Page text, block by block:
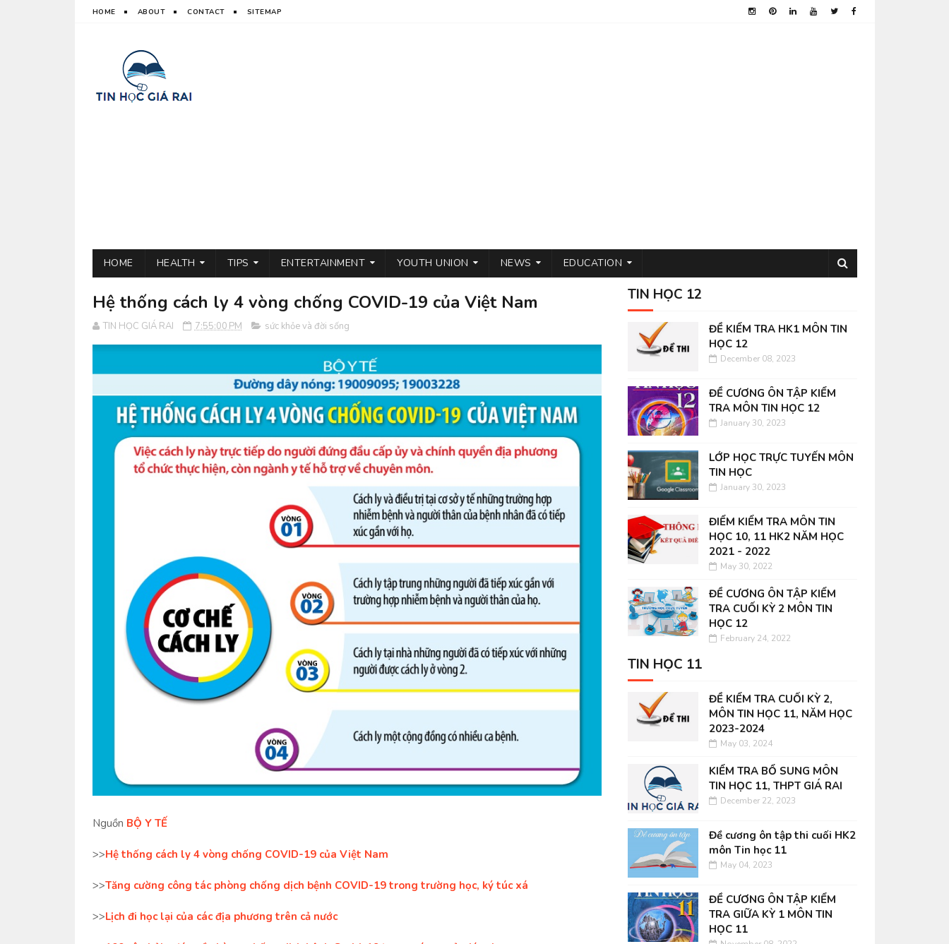
HOME ABOUT CONTACT SITEMAP
HOME HEALTH TIPS ENTERTAINMENT YOUTH UNION NEWS EDUCATION
Hệ thống cách ly 4 vòng chống COVID-19 của Việt Nam
TIN HỌC GIÁ RAI 7:55:00 PM sức khỏe và đời sống
Nguồn BỘ Y TẾ
>>Hệ thống cách ly 4 vòng chống COVID-19 của Việt Nam
>>Tăng cường công tác phòng chống dịch bệnh COVID-19 trong trường học, ký túc xá
>>Lịch đi học lại của các địa phương trên cả nước
TIN HỌC 12
ĐỀ KIỂM TRA HK1 MÔN TIN
HỌC 12
December 08, 2023
ĐỀ CƯƠNG ÔN TẬP KIỂM
TRA MÔN TIN HỌC 12
January 30, 2023
LỚP HỌC TRỰC TUYẾN MÔN
TIN HỌC
January 30, 2023
ĐIỂM KIỂM TRA MÔN TIN
HỌC 10, 11 HK2 NĂM HỌC
2021 - 2022
May 30, 2022
ĐỀ CƯƠNG ÔN TẬP KIỂM
TRA CUỐI KỲ 2 MÔN TIN
HỌC 12
February 24, 2022
TIN HỌC 11
ĐỀ KIỂM TRA CUỐI KỲ 2,
MÔN TIN HỌC 11, NĂM HỌC
2023-2024
May 03, 2024
KIỂM TRA BỔ SUNG MÔN
TIN HỌC 11, THPT GIÁ RAI
December 22, 2023
Đề cương ôn tập thi cuối HK2
môn Tin học 11
May 04, 2023
ĐỀ CƯƠNG ÔN TẬP KIỂM
TRA GIỮA KỲ 1 MÔN TIN
HỌC 11